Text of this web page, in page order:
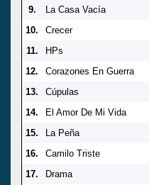
9.
La Casa Vacía
10.
Crecer
11.
HPs
12.
Corazones En Guerra
13.
Cúpulas
14.
El Amor De Mi Vida
15.
La Peña
16.
Camilo Triste
17.
Drama